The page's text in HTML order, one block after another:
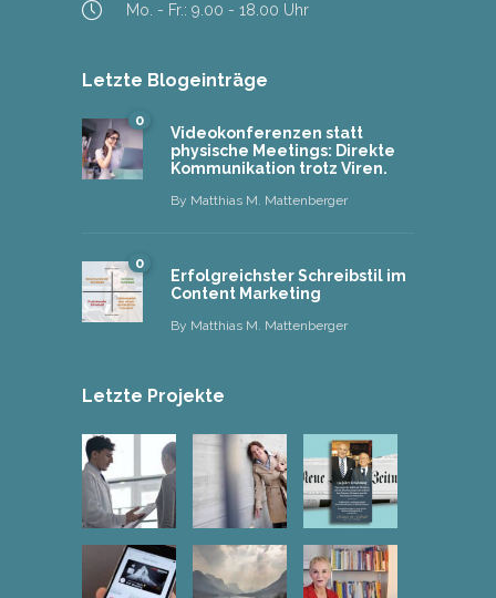
Mo. - Fr.: 9.00 - 18.00 Uhr
Letzte Blogeinträge
0
Videokonferenzen statt
physische Meetings: Direkte
Kommunikation trotz Viren.
By Matthias M. Mattenberger
0
Erfolgreichster Schreibstil im
Content Marketing
By Matthias M. Mattenberger
Letzte Projekte